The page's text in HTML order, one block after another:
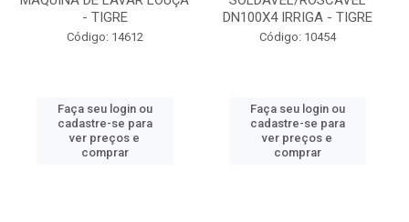
- TIGRE
Código: 14612
Faça seu login ou
cadastre-se para
ver preços e
comprar
DN100X4 IRRIGA - TIGRE
Código: 10454
Faça seu login ou
cadastre-se para
ver preços e
comprar